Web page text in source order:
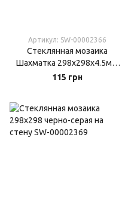
Артикул: SW-00002366
Стеклянная мозаика
Шахматка 298х298х4.5мм
черно-белая на стену
115 грн